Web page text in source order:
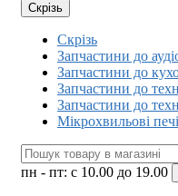
Скрізь
Скрізь
Запчастини до
Запчастини до
Запчастини до
Запчастини до
Мікрохвильові печі
пн - пт: с 10.00 до 19.00